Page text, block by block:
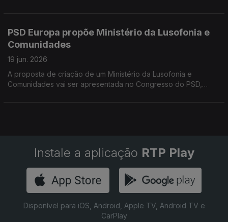
PSD Europa propõe Ministério da Lusofonia e
Comunidades
19 jun. 2026
A proposta de criação de um Ministério da Lusofonia e
Comunidades vai ser apresentada no Congresso do PSD,
Instale a aplicação RTP Play
Disponível para iOS, Android, Apple TV, Android TV e
CarPlay